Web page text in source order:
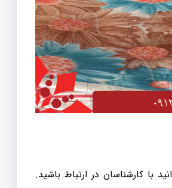
با کارشناسان در ارتباط باشید.